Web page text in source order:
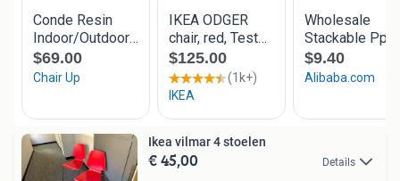
Ikea vilmar 4 stoelen
€ 45,00 Details